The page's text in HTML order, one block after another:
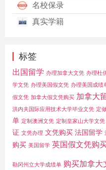
名校保录
真实学籍
标签
出国留学 办理加拿大文凭 办理杜
学文凭 办理美国假文凭 办理美国成绩
假文凭 加拿大假文凭购买 加拿大
洪内夫国际应用技术大学毕业文凭 定
单 定制澳洲文凭 定制皇家山大学文凭
证 文凭办理 文凭购买 法国留学
购买 美国留学 英国假文凭购
勒冈州立大学成绩单 购买加拿大